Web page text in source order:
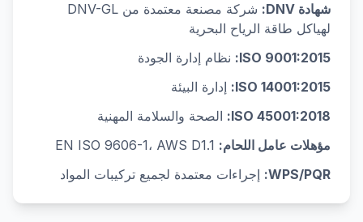
شهادة DNV:
شركة مصنعة معتمدة من DNV-GL
لهياكل طاقة الرياح البحرية
ISO 9001:2015: نظام إدارة الجودة
ISO 14001:2015: إدارة البيئة
ISO 45001:2018: الصحة والسلامة المهنية
مؤهلات عامل اللحام:
WPS/PQR: إجراءات معتمدة لجميع تركيبات المواد